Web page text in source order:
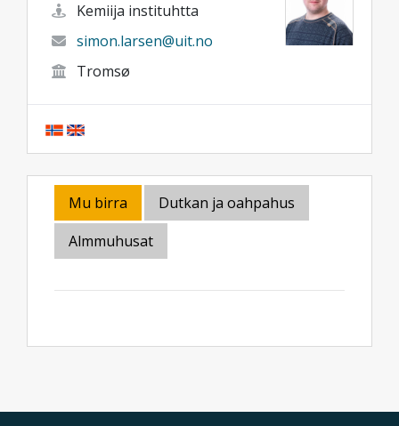
Kemiija instituhtta
simon.larsen@uit.no
Tromsø
Mu birra
Dutkan ja oahpahus
Almmuhusat